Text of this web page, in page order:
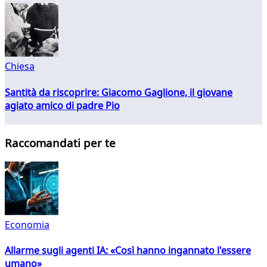
Chiesa
Santità da riscoprire: Giacomo Gaglione, il giovane
agiato amico di padre Pio
Raccomandati per te
Economia
Allarme sugli agenti IA: «Così hanno ingannato l'essere
umano»